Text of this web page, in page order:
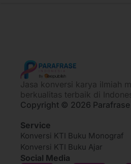
Jasa konversi karya ilmiah
berkualitas terbaik di
Copyright © 2026
Service
Konversi KTI Buku Monograf
Konversi KTI Buku Ajar
Social Media